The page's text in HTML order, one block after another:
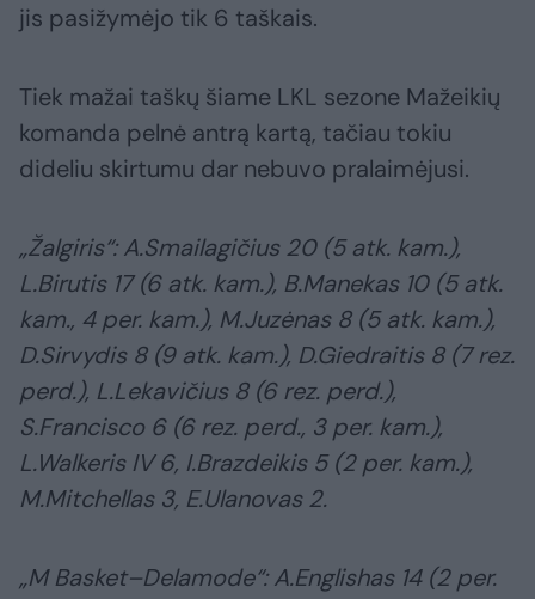
jis pasižymėjo tik 6 taškais.
Tiek mažai taškų šiame LKL sezone Mažeikių
komanda pelnė antrą kartą, tačiau tokiu
dideliu skirtumu dar nebuvo pralaimėjusi.
„Žalgiris“: A.Smailagičius 20 (5 atk. kam.),
L.Birutis 17 (6 atk. kam.), B.Manekas 10 (5 atk.
kam., 4 per. kam.), M.Juzėnas 8 (5 atk. kam.),
D.Sirvydis 8 (9 atk. kam.), D.Giedraitis 8 (7 rez.
perd.), L.Lekavičius 8 (6 rez. perd.),
S.Francisco 6 (6 rez. perd., 3 per. kam.),
L.Walkeris IV 6, I.Brazdeikis 5 (2 per. kam.),
M.Mitchellas 3, E.Ulanovas 2.
„M Basket–Delamode“: A.Englishas 14 (2 per.